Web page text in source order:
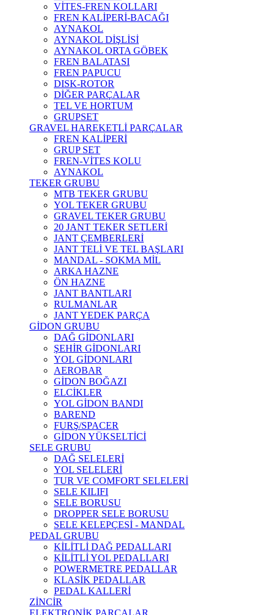
VİTES-FREN KOLLARI
FREN KALİPERİ-BACAĞI
AYNAKOL
AYNAKOL DİŞLİSİ
AYNAKOL ORTA GÖBEK
FREN BALATASI
FREN PAPUCU
DISK-ROTOR
DİĞER PARÇALAR
TEL VE HORTUM
GRUPSET
GRAVEL HAREKETLİ PARÇALAR
FREN KALİPERİ
GRUP SET
FREN-VİTES KOLU
AYNAKOL
TEKER GRUBU
MTB TEKER GRUBU
YOL TEKER GRUBU
GRAVEL TEKER GRUBU
20 JANT TEKER SETLERİ
JANT ÇEMBERLERİ
JANT TELİ VE TEL BAŞLARI
MANDAL - SOKMA MİL
ARKA HAZNE
ÖN HAZNE
JANT BANTLARI
RULMANLAR
JANT YEDEK PARÇA
GİDON GRUBU
DAĞ GİDONLARI
ŞEHİR GİDONLARI
YOL GİDONLARI
AEROBAR
GİDON BOĞAZI
ELCİKLER
YOL GİDON BANDI
BAREND
FURŞ/SPACER
GİDON YÜKSELTİCİ
SELE GRUBU
DAĞ SELELERİ
YOL SELELERİ
TUR VE COMFORT SELELERİ
SELE KILIFI
SELE BORUSU
DROPPER SELE BORUSU
SELE KELEPÇESİ - MANDAL
PEDAL GRUBU
KİLİTLİ DAĞ PEDALLARI
KİLİTLİ YOL PEDALLARI
POWERMETRE PEDALLAR
KLASİK PEDALLAR
PEDAL KALLERİ
ZİNCİR
ELEKTRONİK PARÇALAR